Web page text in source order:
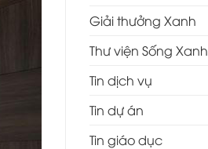
Giải thưởng Xanh
Thư viện Sống Xanh
Tin dịch vụ
Tin dự án
Tin giáo dục